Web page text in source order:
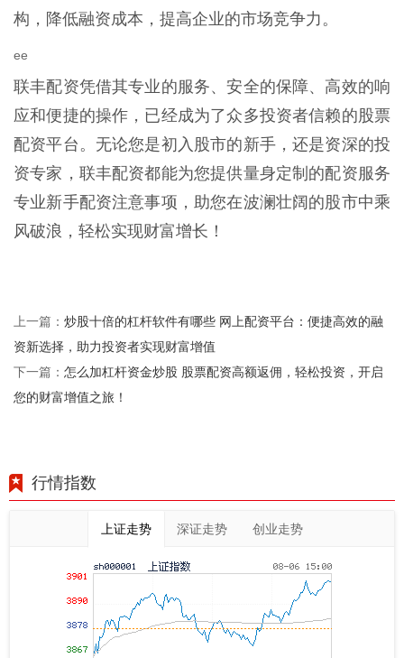
构，降低融资成本，提高企业的市场竞争力。
ee
联丰配资凭借其专业的服务、安全的保障、高效的响
应和便捷的操作，已经成为了众多投资者信赖的股票
配资平台。无论您是初入股市的新手，还是资深的投
资专家，联丰配资都能为您提供量身定制的配资服务
专业新手配资注意事项，助您在波澜壮阔的股市中乘
风破浪，轻松实现财富增长！
上一篇： 炒股十倍的杠杆软件有哪些 网上配资平台：便捷高效的融
资新选择，助力投资者实现财富增值
下一篇： 怎么加杠杆资金炒股 股票配资高额返佣，轻松投资，开启
您的财富增值之旅！
行情指数
上证走势 深证走势 创业走势